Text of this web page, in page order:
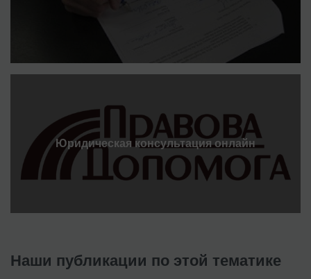
Юридическая консультация онлайн
Наши публикации по этой тематике